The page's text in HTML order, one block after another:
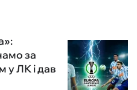
за
у ЛК і дав